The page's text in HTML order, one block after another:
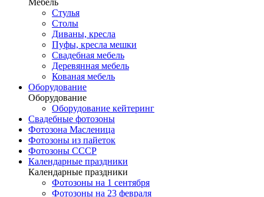
Мебель
Стулья
Столы
Диваны, кресла
Пуфы, кресла мешки
Свадебная мебель
Деревянная мебель
Кованая мебель
Оборудование
Оборудование
Оборудование кейтеринг
Свадебные фотозоны
Фотозона Масленица
Фотозоны из пайеток
Фотозоны СССР
Календарные праздники
Календарные праздники
Фотозоны на 1 сентября
Фотозоны на 23 февраля